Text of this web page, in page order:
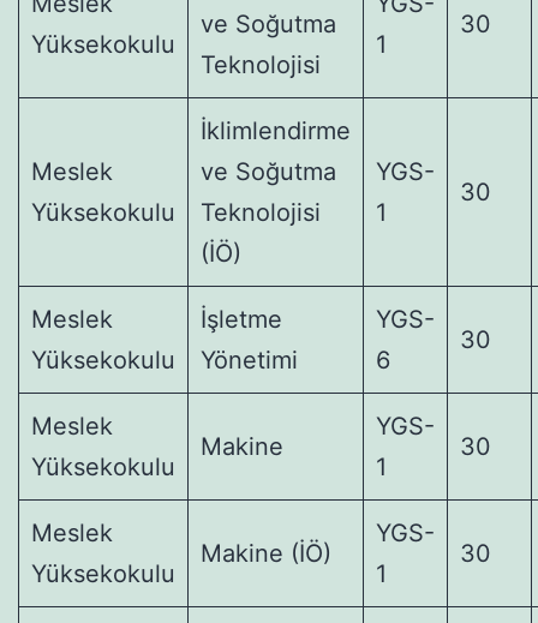
Yüksekokulu
ve Soğutma
Teknolojisi
1
30
Meslek
Yüksekokulu
İklimlendirme
ve Soğutma
Teknolojisi
(İÖ)
YGS-
1
30
Meslek
Yüksekokulu
İşletme
Yönetimi
YGS-
6
30
Meslek
Yüksekokulu
Makine
YGS-
1
30
Meslek
Yüksekokulu
Makine (İÖ)
YGS-
1
30